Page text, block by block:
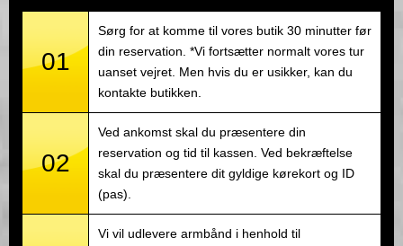
01
Sørg for at komme til vores butik 30 minutter før
din reservation. *Vi fortsætter normalt vores tur
uanset vejret. Men hvis du er usikker, kan du
kontakte butikken.
02
Ved ankomst skal du præsentere din
reservation og tid til kassen. Ved bekræftelse
skal du præsentere dit gyldige kørekort og ID
(pas).
Vi vil udlevere armbånd i henhold til